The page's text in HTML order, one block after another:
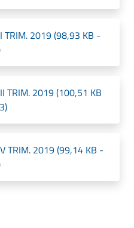
TRIM. 2019 (98,93 KB -
TRIM. 2019 (100,51 KB
TRIM. 2019 (99,14 KB -